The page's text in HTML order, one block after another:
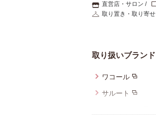
直営店・サロン
取り置き・取り寄せ
取り扱いブランド
ワコール
サルート